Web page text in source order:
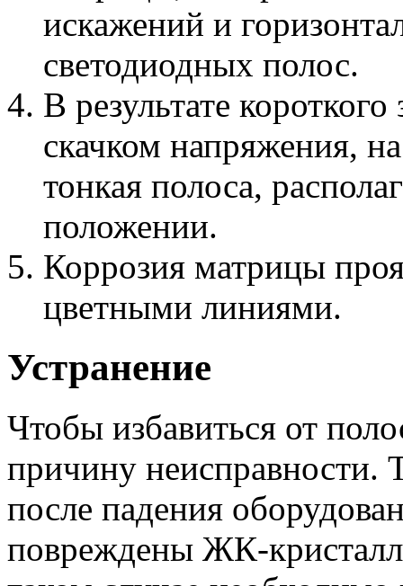
искажений и
светодиодных полос.
В результате
скачком напряжения,
тонкая полоса,
положении.
Коррозия матрицы
цветными линиями.
Устранение
Чтобы избавиться от
причину неисправности.
после падения
повреждены ЖК-